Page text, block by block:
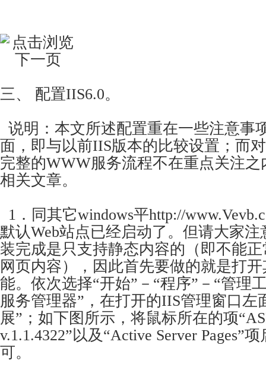
三、 配置IIS6.0。
说明：本文所述配置重在一些注意事
面，即与以前IIS版本的比较设置；而
完整的WWW服务流程不在重点关注
相关文章。
1．同其它windows平http://
默认Web站点已经启动了。但请大家注
装完成是只支持静态内容的（即不能
网页内容），因此首先要做的就是打
能。依次选择“开始”－“程序”－“管理
服务管理器”，在打开的IIS管理窗口左
展”；如下图所示，将鼠标所在的项
v.1.1.4322”以及“Active Server Pages”
可。